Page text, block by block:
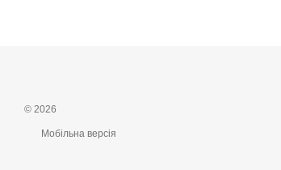
© 2026
Мобільна версія